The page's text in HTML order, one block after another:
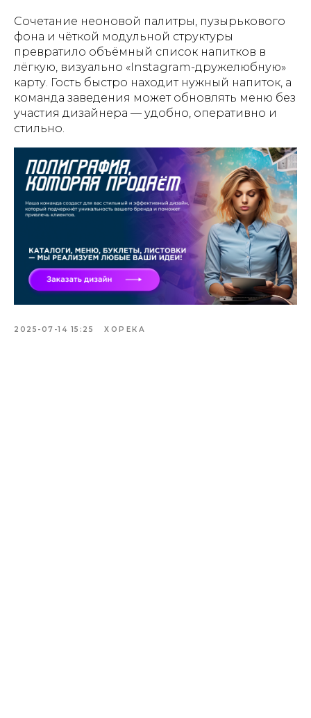
Сочетание неоновой палитры, пузырькового
фона и чёткой модульной структуры
превратило объёмный список напитков в
лёгкую, визуально «Instagram-дружелюбную»
карту. Гость быстро находит нужный напиток, а
команда заведения может обновлять меню без
участия дизайнера — удобно, оперативно и
стильно.
2025-07-14 15:25 ХОРЕКА
Создание, поддержка и
продвижение сайтов в Узбекистане
ПОЛИГРАФИЯ
БАННЕРЫ INSTAGRAM ПРЕЗЕНТАЦИИ САЙТЫ
ПОЛЬЗОВАТЕЛЬСКОЕ
СОГЛАШЕНИЕ